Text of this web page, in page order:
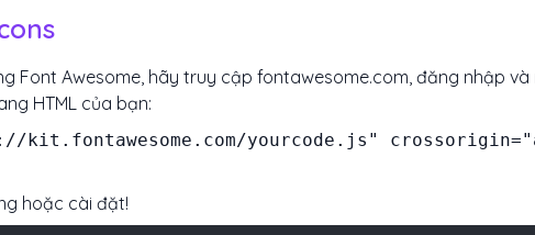
Font Awesome, hãy truy cập fontawesome.com, đăng nhập
HTML của bạn:
yourcode.js"
hoặc cài đặt!